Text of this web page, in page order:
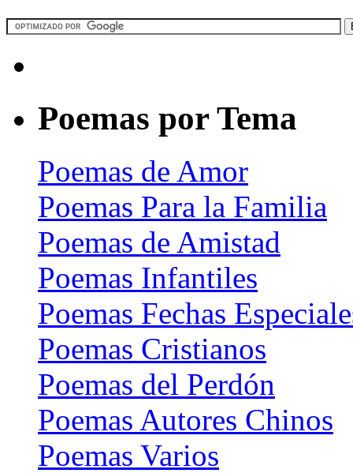
Poemas por Tema
Poemas de Amor
Poemas Para la Familia
Poemas de Amistad
Poemas Infantiles
Poemas Fechas
Poemas Cristianos
Poemas del Perdón
Poemas Autores Chinos
Poemas Varios